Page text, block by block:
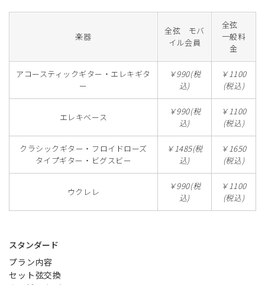
楽器
全弦 モバ
イル会員
全弦
一般料
金
アコースティックギター・エレキギタ
ー
￥990(税
込)
￥1100
(税込)
エレキベース
￥990(税
込)
￥1100
(税込)
クラシックギター・フロイドローズ
タイプギター・ビグスビー
￥1485(税
込)
￥1650
(税込)
ウクレレ
￥990(税
込)
￥1100
(税込)
スタンダード
プラン内容
セット弦交換